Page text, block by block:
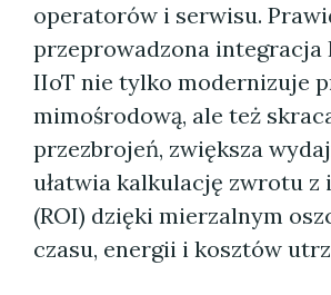
operatorów i serwisu.
przeprowadzona integracja
IIoT nie tylko modernizuje
mimośrodową, ale też
przezbrojeń, zwiększa
ułatwia kalkulację zwrotu
(ROI) dzięki mierzalnym
czasu, energii i kosztów